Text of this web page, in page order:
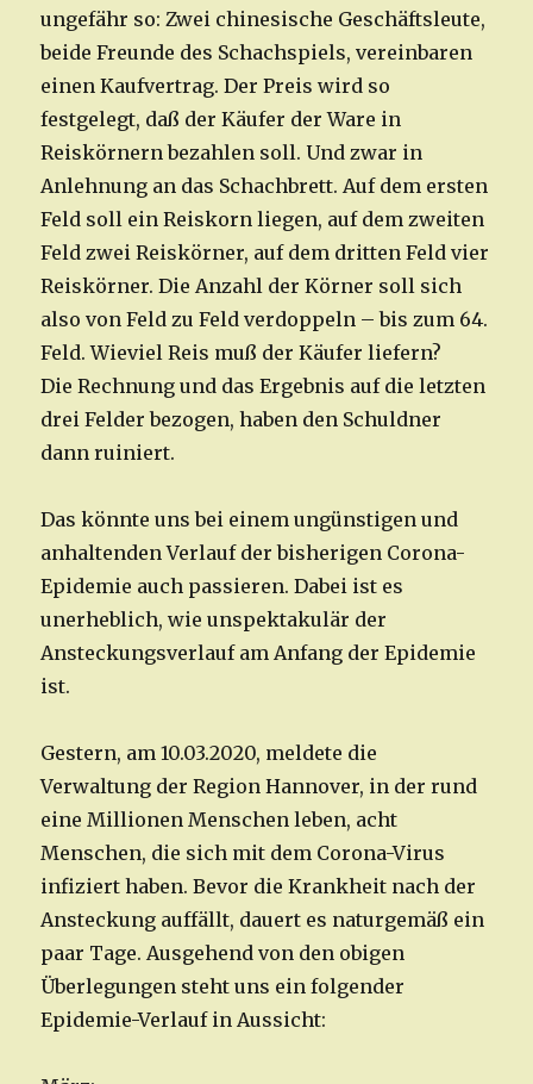
ungefähr so: Zwei chinesische Geschäftsleute,
beide Freunde des Schachspiels, vereinbaren
einen Kaufvertrag. Der Preis wird so
festgelegt, daß der Käufer der Ware in
Reiskörnern bezahlen soll. Und zwar in
Anlehnung an das Schachbrett. Auf dem ersten
Feld soll ein Reiskorn liegen, auf dem zweiten
Feld zwei Reiskörner, auf dem dritten Feld vier
Reiskörner. Die Anzahl der Körner soll sich
also von Feld zu Feld verdoppeln – bis zum 64.
Feld. Wieviel Reis muß der Käufer liefern?
Die Rechnung und das Ergebnis auf die letzten
drei Felder bezogen, haben den Schuldner
dann ruiniert.
Das könnte uns bei einem ungünstigen und
anhaltenden Verlauf der bisherigen Corona-
Epidemie auch passieren. Dabei ist es
unerheblich, wie unspektakulär der
Ansteckungsverlauf am Anfang der Epidemie
ist.
Gestern, am 10.03.2020, meldete die
Verwaltung der Region Hannover, in der rund
eine Millionen Menschen leben, acht
Menschen, die sich mit dem Corona-Virus
infiziert haben. Bevor die Krankheit nach der
Ansteckung auffällt, dauert es naturgemäß ein
paar Tage. Ausgehend von den obigen
Überlegungen steht uns ein folgender
Epidemie-Verlauf in Aussicht: